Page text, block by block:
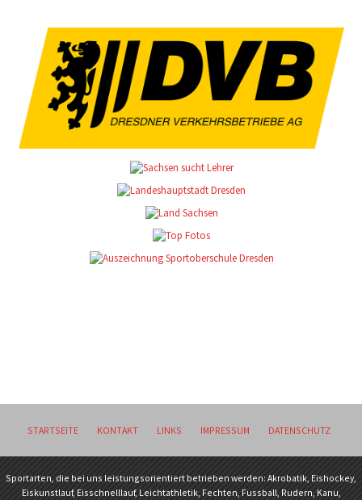
STARTSEITE KONTAKT LINKS IMPRESSUM DATENSCHUTZ
Sportarten, die bei uns leistungsorientiert betrieben werden: Akrobatik, Eishockey,
Eiskunstlauf, Eisschnelllauf, Leichtathletik, Fechten, Fussball, Rudern, Kanu,